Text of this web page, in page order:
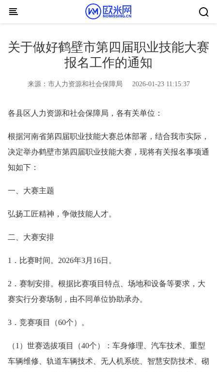
Skip to content
关于做好鹤壁市第四届职业技能大赛
报名工作的通知
来源： 市人力资源和社会保障局 2026-01-23 11:15:37
各县区人力资源和社会保障局，各有关单位：
根据河南省第四届职业技能大赛总体部署，结合我市实际，
决定举办鹤壁市第四届职业技能大赛，现将有关报名事项通
知如下：
一、大赛主题
弘扬工匠精神，争做技能人才。
二、大赛安排
1．比赛时间。2026年3月16日。
2．赛制安排。根据比赛项目特点、场地和设备等要求，大
赛实行分赛场制，由不同单位协助承办。
3．竞赛项目（60个）。
（1）世赛选拔项目（40个）：车身修理、汽车技术、重型
车辆维修、轨道车辆技术、无人机系统、智慧安防技术、砌